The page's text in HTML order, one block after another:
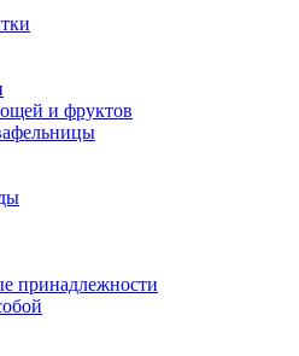
комплекты
машины встраиваемые
машины встраиваемые
встраиваемые
дома
лампы
и фруктов
принадлежности